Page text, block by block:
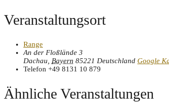
Veranstaltungsort
Range
An der Floßlände 3
Dachau
Bayern 85221 Deutschland Google
Telefon +49 8131 10 879
Ähnliche Veranstaltungen